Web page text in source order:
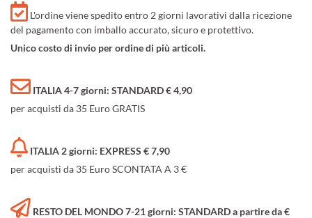
L'ordine viene spedito entro 2 giorni lavorativi dalla ricezione
del pagamento con imballo accurato, sicuro e protettivo.
Unico costo di invio per ordine di più articoli.
ITALIA 4-7 giorni: STANDARD € 4,90
per acquisti da 35 Euro GRATIS
ITALIA 2 giorni: EXPRESS € 7,90
per acquisti da 35 Euro SCONTATA A 3 €
RESTO DEL MONDO 7-21 giorni: STANDARD a partire da €